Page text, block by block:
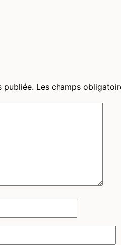
publiée. Les champs